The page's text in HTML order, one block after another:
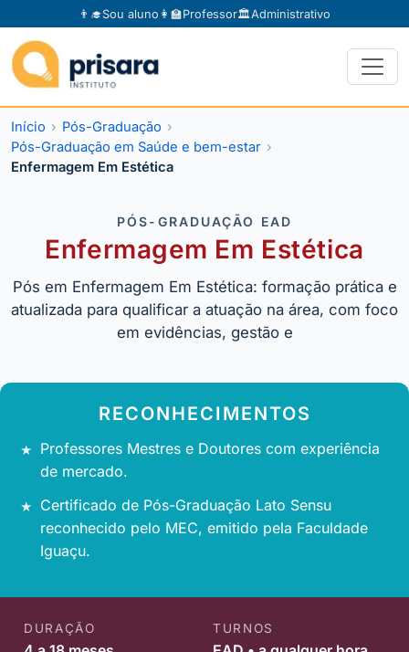
👨‍🎓Sou aluno 👩‍🏫Professor🏛️Administrativo
Início
Pós-Graduação
Pós-Graduação em Saúde e bem-estar
Enfermagem Em Estética
PÓS-GRADUAÇÃO EAD
Enfermagem Em Estética
Pós em Enfermagem Em Estética: formação prática e
atualizada para qualificar a atuação na área, com foco
em evidências, gestão e
RECONHECIMENTOS
Professores Mestres e Doutores com experiência
de mercado.
Certificado de Pós-Graduação Lato Sensu
reconhecido pelo MEC, emitido pela Faculdade
Iguaçu.
DURAÇÃO TURNOS